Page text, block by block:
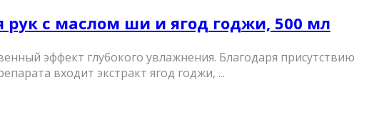
рук с маслом ши и ягод годжи, 500 мл
эффект глубокого увлажнения. Благодаря присутствию
входит экстракт ягод годжи, ...